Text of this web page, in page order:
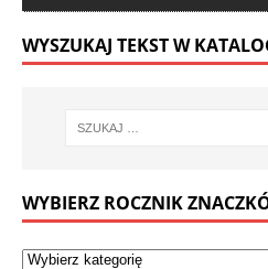
WYSZUKAJ TEKST W
WYBIERZ ROCZNIK